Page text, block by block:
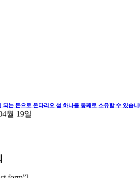
되는 돈으로 온타리오 섬 하나를 통째로 소유할 수 있습니
월 19일